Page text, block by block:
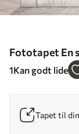
Fototapet En
1Kan godt lide
Tapet til